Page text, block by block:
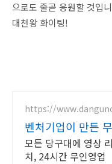
으로도 줄곧 응원할 것입
대천왕 화이팅!
https://
벤처기업이 만든
구야놀자
모든 당구대에 영상
치, 24시간 무인영업